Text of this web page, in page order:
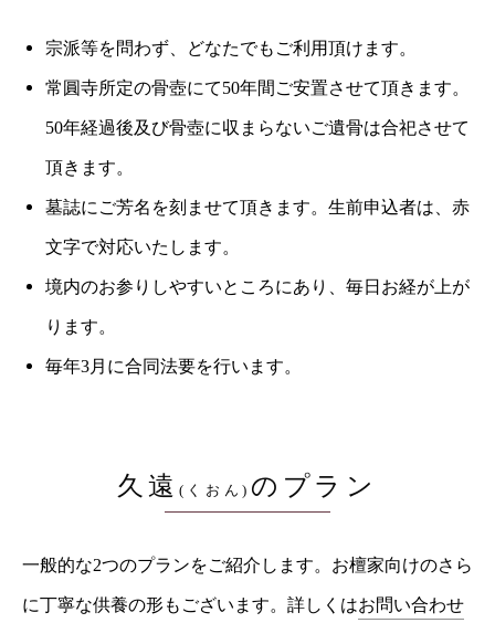
宗派等を問わず、どなたでもご利用頂けます。
常圓寺所定の骨壺にて50年間ご安置させて頂きます。
50年経過後及び骨壺に収まらないご遺骨は合祀させて
頂きます。
墓誌にご芳名を刻ませて頂きます。生前申込者は、赤
文字で対応いたします。
境内のお参りしやすいところにあり、毎日お経が上が
ります。
毎年3月に合同法要を行います。
久遠 (くおん) のプラン
一般的な2つのプランをご紹介します。お檀家向けのさら
に丁寧な供養の形もございます。詳しくはお問い合わせ